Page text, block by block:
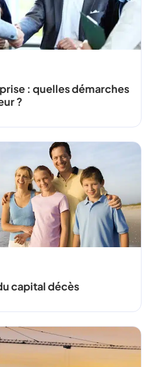
: quelles démarches
?
capital décès